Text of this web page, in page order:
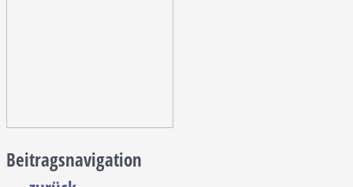
Beitragsnavigation